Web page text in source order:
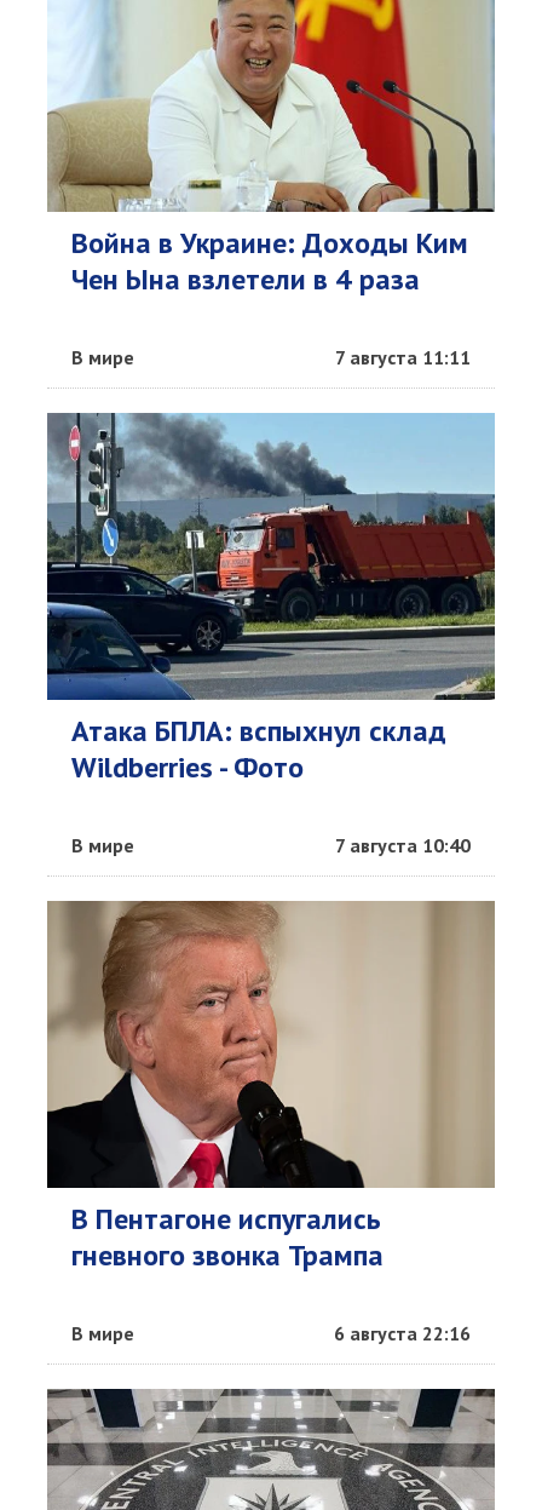
Война в Украине: Доходы Ким
Чен Ына взлетели в 4 раза
В мире 7 августа 11:11
Атака БПЛА: вспыхнул склад
Wildberries - Фото
В мире 7 августа 10:40
В Пентагоне испугались
гневного звонка Трампа
В мире 6 августа 22:16